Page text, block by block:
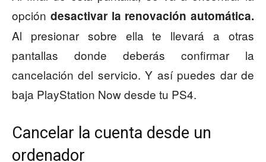
opción desactivar la renovación automática.
Al presionar sobre ella te llevará a otras
pantallas donde deberás confirmar la
cancelación del servicio. Y así puedes dar de
baja PlayStation Now desde tu PS4.
Cancelar la cuenta desde un
ordenador